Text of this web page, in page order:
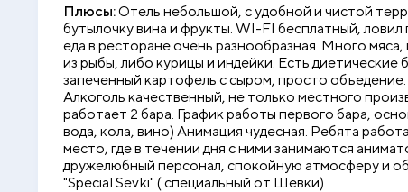
Плюсы:Отель небольшой, с удобной и чистой
бутылочку вина и фрукты. WI-FI бесплатный,
еда в ресторане очень разнообразная. Много
из рыбы, либо курицы и индейки. Есть диетические
запеченный картофель с сыром, просто
Алкоголь качественный, не только местного
работает 2 бара. График работы первого бара,
вода, кола, вино) Анимация чудесная. Ребята
место, где в течении дня с ними занимаются
дружелюбный персонал, спокойную атмосферу и
"Special Sevki" ( специальный от Шевки)